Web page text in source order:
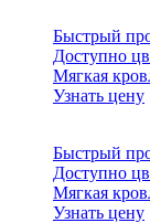
Быстрый
Доступно
Мягкая
Узнать цену
Быстрый
Доступно
Мягкая
Узнать цену